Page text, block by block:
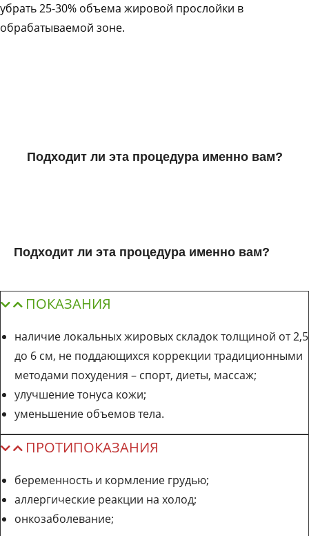
убрать 25-30% объема жировой прослойки в
обрабатываемой зоне.
Подходит ли эта процедура именно вам?
Подходит ли эта процедура именно вам?
ПОКАЗАНИЯ
наличие локальных жировых складок толщиной от 2,5
до 6 см, не поддающихся коррекции традиционными
методами похудения – спорт, диеты, массаж;
улучшение тонуса кожи;
уменьшение объемов тела.
ПРОТИПОКАЗАНИЯ
беременность и кормление грудью;
аллергические реакции на холод;
онкозаболевание;